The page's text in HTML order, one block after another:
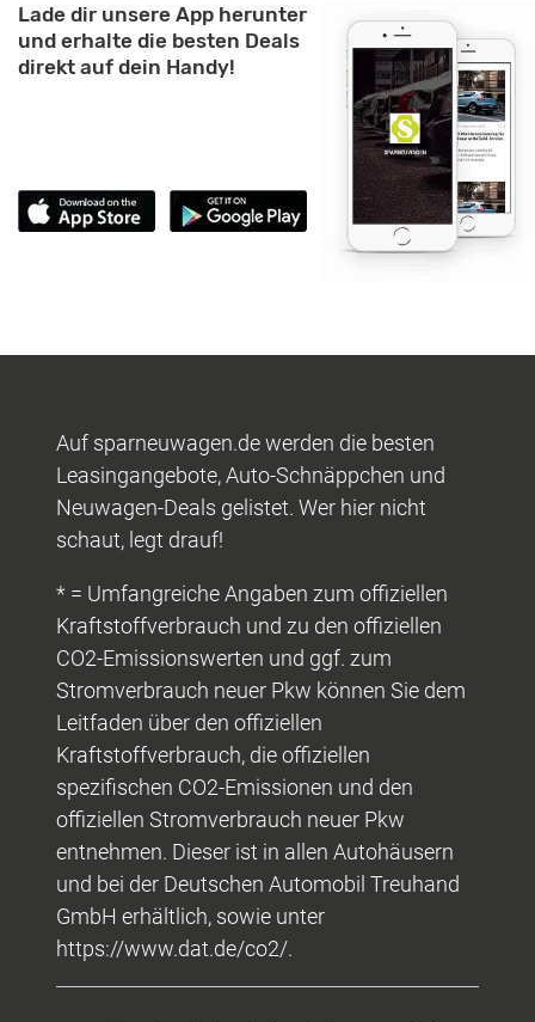
Lade dir unsere App herunter
und erhalte die besten Deals
direkt auf dein Handy!
Auf sparneuwagen.de werden die besten
Leasingangebote, Auto-Schnäppchen und
Neuwagen-Deals gelistet. Wer hier nicht
schaut, legt drauf!
* = Umfangreiche Angaben zum offiziellen
Kraftstoffverbrauch und zu den offiziellen
CO2-Emissionswerten und ggf. zum
Stromverbrauch neuer Pkw können Sie dem
Leitfaden über den offiziellen
Kraftstoffverbrauch, die offiziellen
spezifischen CO2-Emissionen und den
offiziellen Stromverbrauch neuer Pkw
entnehmen. Dieser ist in allen Autohäusern
und bei der Deutschen Automobil Treuhand
GmbH erhältlich, sowie unter
https://www.dat.de/co2/.